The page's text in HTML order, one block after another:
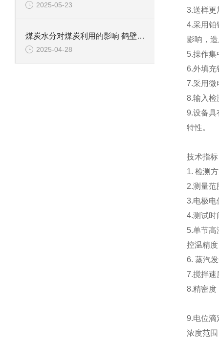
3.送样更
4.采用铂
影响，
5.操作
6.外填充
7.采用微
8.输入检
9.设备具
特性。
技术指标
1. 检测
2.测量
3.电极电
4.测试
5.单节
控温精
6. 蒸汽
7.搅拌速
8.精密度
9.电位滴
浓度范
2025-05-23
煤炭水分对煤炭利用的影响 鹤壁新天科专业煤质水分分析
2025-04-28